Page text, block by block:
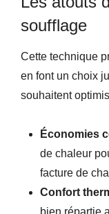
soufflage
Cette technique
en font un choix
souhaitent
Économies
de chaleur
facture de
Confort
bien répartie